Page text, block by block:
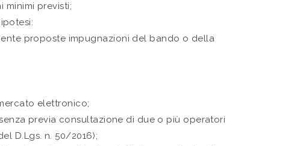
previsti;
proposte impugnazioni del bando o della
elettronico;
previa consultazione di due o più operatori
D.Lgs. n. 50/2016);